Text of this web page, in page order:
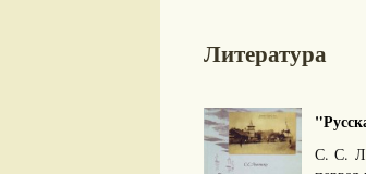
Литература
С. С.